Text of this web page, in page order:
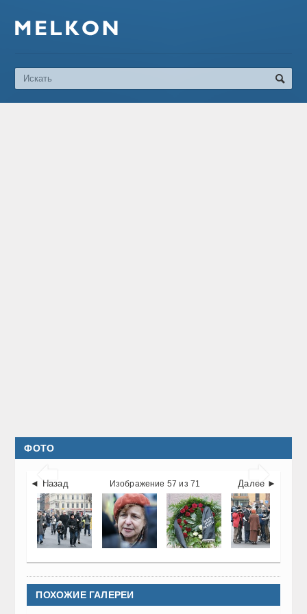
ФОТО
 
◄ Назад Далее ►
Изображение 57 из 71
ПОХОЖИЕ ГАЛЕРЕИ